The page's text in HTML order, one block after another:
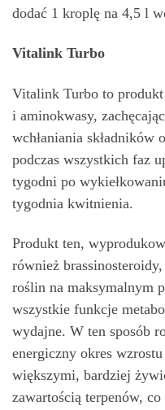
dodać 1 kroplę na 4,5 l
Vitalink Turbo
Vitalink Turbo to
i aminokwasy,
wchłaniania składników
podczas wszystkich faz
tygodni po
tygodnia kwitnienia.
Produkt ten,
również
roślin na maksymalnym
wszystkie funkcje
wydajne. W ten sposób
energiczny okres
większymi, bardziej
zawartością terpenów,